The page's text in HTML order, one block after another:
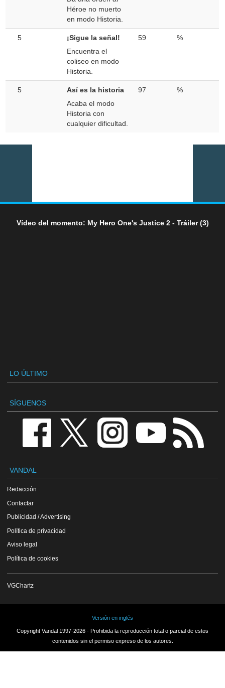
Héroe no muerto
en modo Historia.
5
¡Sigue la señal!
Encuentra el
coliseo en modo
Historia.
59 %
5
Así es la historia
Acaba el modo
Historia con
cualquier dificultad.
97 %
Vídeo del momento: My Hero One's Justice 2 - Tráiler (3)
LO ÚLTIMO
SÍGUENOS
VANDAL
Redacción
Contactar
Publicidad / Advertising
Política de privacidad
Aviso legal
Política de cookies
VGChartz
Versión en inglés
Copyright Vandal 1997-2026 - Prohibida la reproducción total o parcial de estos
contenidos sin el permiso expreso de los autores.